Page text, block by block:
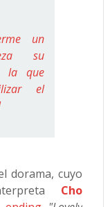
un
su
la que
el
dorama, cuyo
Cho